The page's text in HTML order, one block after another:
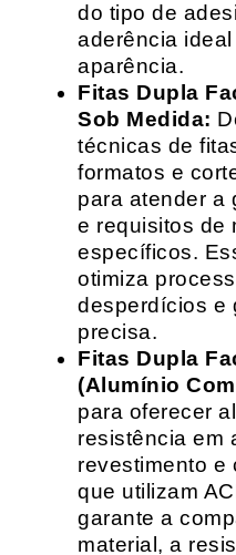
do tipo de
aderência
aparência.
Fitas Dupla
Sob Medida:
técnicas de
formatos e
para atender a
e requisitos de
específicos.
otimiza
desperdícios e
precisa.
Fitas Dupla
(Alumínio
para oferecer
resistência em
revestimento e
que utilizam
garante a
material, a